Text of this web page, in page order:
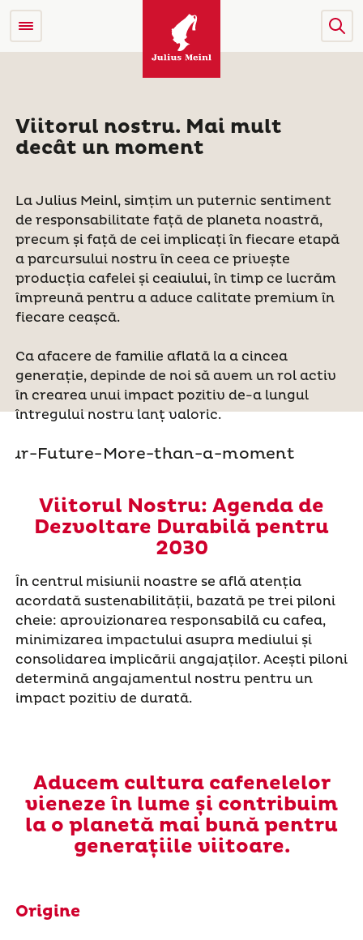
Viitorul nostru. Mai mult
decât un moment
La Julius Meinl, simțim un puternic sentiment
de responsabilitate față de planeta noastră,
precum și față de cei implicați în fiecare etapă
a parcursului nostru în ceea ce privește
producția cafelei și ceaiului, în timp ce lucrăm
împreună pentru a aduce calitate premium în
fiecare ceașcă.
Ca afacere de familie aflată la a cincea
generație, depinde de noi să avem un rol activ
în crearea unui impact pozitiv de-a lungul
întregului nostru lanț valoric.
Viitorul Nostru: Agenda de
Dezvoltare Durabilă pentru
2030
În centrul misiunii noastre se află atenția
acordată sustenabilității, bazată pe trei piloni
cheie: aprovizionarea responsabilă cu cafea,
minimizarea impactului asupra mediului și
consolidarea implicării angajaților. Acești piloni
determină angajamentul nostru pentru un
impact pozitiv de durată.
Aducem cultura cafenelelor
vieneze în lume și contribuim
la o planetă mai bună pentru
generațiile viitoare.
Origine